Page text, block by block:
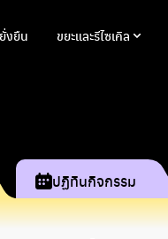
งยืน ขยะและรีไซเคิล
ปฏิทินกิจกรรม